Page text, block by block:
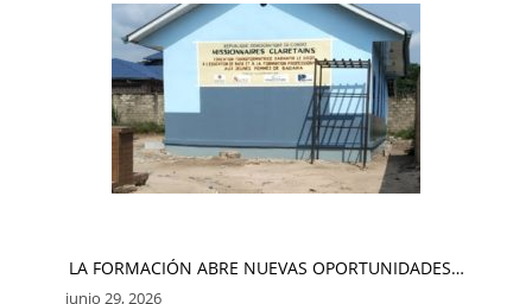
LA FORMACIÓN ABRE NUEVAS OPORTUNIDADES…
junio 29, 2026